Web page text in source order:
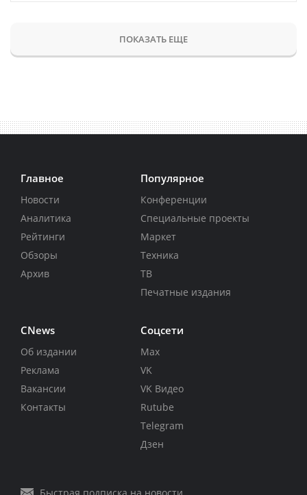
ПОКАЗАТЬ ЕЩЕ
Главное
Новости
Аналитика
Рейтинги
Обзоры
Архив
Популярное
Конференции
Специальные проекты
Маркет
Техника
ТВ
Печатные издания
CNews
Об издании
Реклама
Вакансии
Контакты
Соцсети
Max
VK
VK Видео
Rutube
Telegram
Дзен